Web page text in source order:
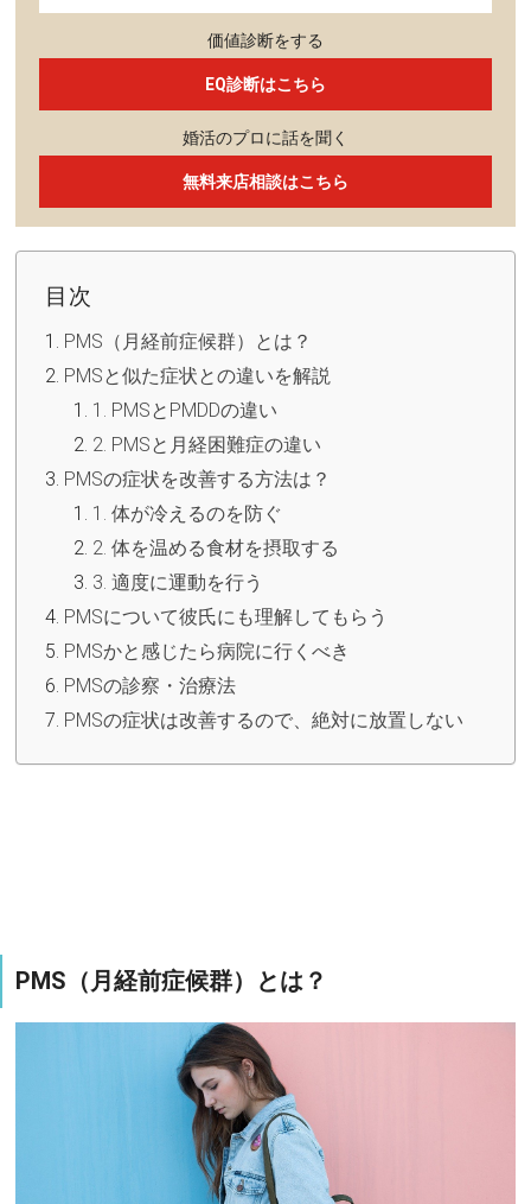
価値診断をする
EQ診断はこちら
婚活のプロに話を聞く
無料来店相談はこちら
目次
PMS（月経前症候群）とは？
PMSと似た症状との違いを解説
1. PMSとPMDDの違い
2. PMSと月経困難症の違い
PMSの症状を改善する方法は？
1. 体が冷えるのを防ぐ
2. 体を温める食材を摂取する
3. 適度に運動を行う
PMSについて彼氏にも理解してもらう
PMSかと感じたら病院に行くべき
PMSの診察・治療法
PMSの症状は改善するので、絶対に放置しない
PMS（月経前症候群）とは？